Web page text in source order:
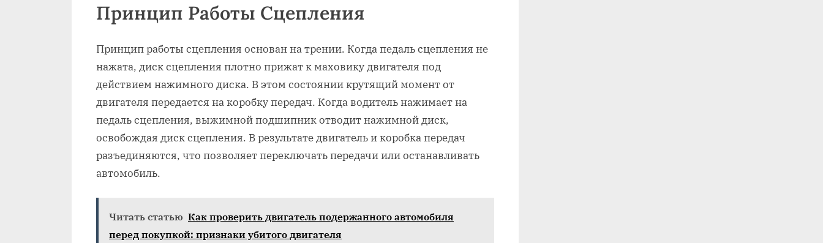
Принцип Работы Сцепления
Принцип работы сцепления основан на трении. Когда педаль сцепления не
нажата, диск сцепления плотно прижат к маховику двигателя под
действием нажимного диска. В этом состоянии крутящий момент от
двигателя передается на коробку передач. Когда водитель нажимает на
педаль сцепления, выжимной подшипник отводит нажимной диск,
освобождая диск сцепления. В результате двигатель и коробка передач
разъединяются, что позволяет переключать передачи или останавливать
автомобиль.
Читать статью Как проверить двигатель подержанного автомобиля
перед покупкой: признаки убитого двигателя